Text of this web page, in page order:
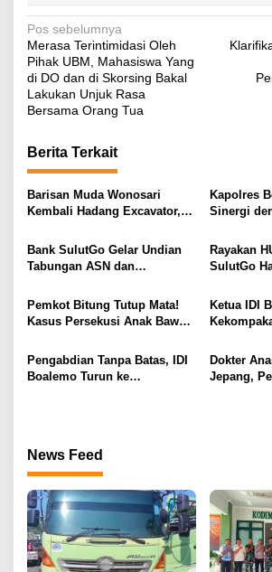
N
a
v
i
a
s
i
o
Pos sebelumnya
Merasa Terintimidasi Oleh
Pihak UBM, Mahasiswa Yang
di DO dan di Skorsing Bakal
Lakukan Unjuk Rasa
Bersama Orang Tua
Berita Terkait
Barisan Muda Wonosari
Kembali Hadang Excavator,
Dipulangkan
Kapolres
Sinergi
Bank SulutGo Gelar Undian
Tabungan ASN dan
dan 51 Sepeda Motor
Rayakan
SulutGo
ASN,
Pemkot Bitung Tutup Mata!
Kasus Persekusi Anak Bawah
Katung Tanpa Atensi
Ketua IDI
pada HBDI
Pengabdian Tanpa Batas, IDI
Boalemo Turun ke
Dokter
Jepang,
News Feed